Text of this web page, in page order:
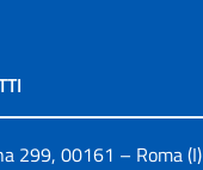
299, 00161 – Roma (I)